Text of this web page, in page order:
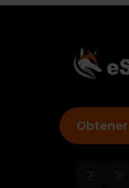
Obtener